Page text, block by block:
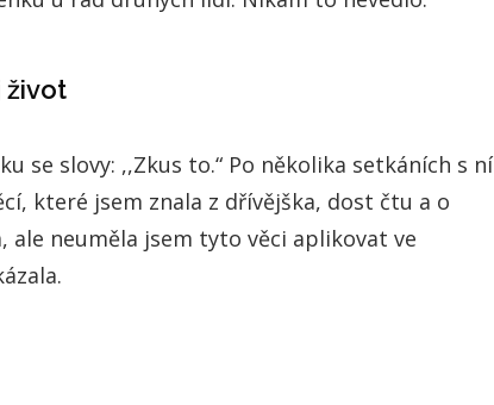
život
se slovy: ,,Zkus to.“ Po několika setkáních s ní
které jsem znala z dřívějška, dost čtu a o
ale neuměla jsem tyto věci aplikovat ve